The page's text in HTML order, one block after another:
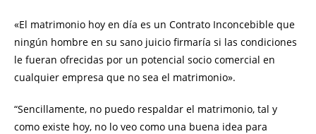
«El matrimonio hoy en día es un Contrato Inconcebible que
ningún hombre en su sano juicio firmaría si las condiciones
le fueran ofrecidas por un potencial socio comercial en
cualquier empresa que no sea el matrimonio».
“Sencillamente, no puedo respaldar el matrimonio, tal y
como existe hoy, no lo veo como una buena idea para